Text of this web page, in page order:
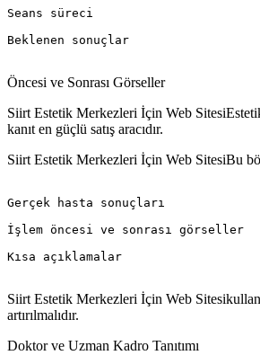
Seans süreci
Beklenen sonuçlar
Öncesi ve Sonrası Görseller
Siirt Estetik Merkezleri İçin Web
kanıt en güçlü satış aracıdır.
Siirt Estetik Merkezleri İçin Web SitesiBu
Gerçek hasta sonuçları
İşlem öncesi ve sonrası görseller
Kısa açıklamalar
Siirt Estetik Merkezleri İçin Web
artırılmalıdır.
Doktor ve Uzman Kadro Tanıtımı